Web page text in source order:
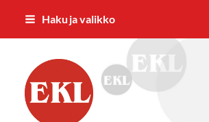
Siirry
Haku ja valikko
Eläkkeensaajien